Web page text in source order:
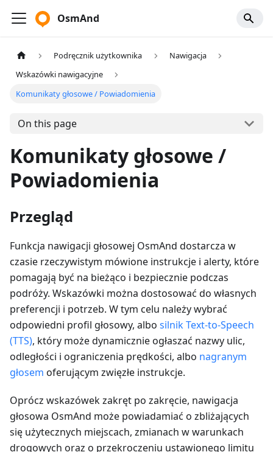
OsmAnd
Podręcznik użytkownika
Nawigacja
Wskazówki nawigacyjne
Komunikaty głosowe / Powiadomienia
On this page
Komunikaty głosowe /
Powiadomienia
Przegląd
Funkcja nawigacji głosowej OsmAnd dostarcza w
czasie rzeczywistym mówione instrukcje i alerty, które
pomagają być na bieżąco i bezpiecznie podczas
podróży. Wskazówki można dostosować do własnych
preferencji i potrzeb. W tym celu należy wybrać
odpowiedni profil głosowy, albo silnik Text-to-Speech
(TTS), który może dynamicznie ogłaszać nazwy ulic,
odległości i ograniczenia prędkości, albo nagranym
głosem oferującym zwięzłe instrukcje.
Oprócz wskazówek zakręt po zakręcie, nawigacja
głosowa OsmAnd może powiadamiać o zbliżających
się użytecznych miejscach, zmianach w warunkach
drogowych oraz o przekroczeniu ustawionego limitu